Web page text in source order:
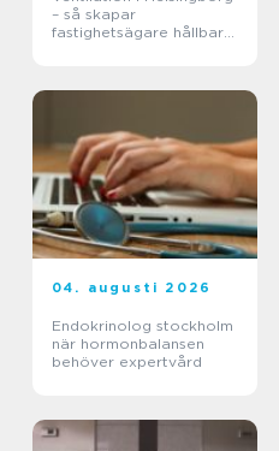
– så skapar
fastighetsägare hållbara
04. augusti 2026
Endokrinolog stockholm
när hormonbalansen
behöver expertvård